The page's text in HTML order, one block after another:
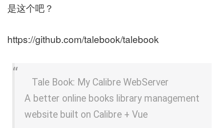
是这个吧？
https://github.com/talebook/talebook
Tale Book: My Calibre WebServer
A better online books library management
website built on Calibre + Vue